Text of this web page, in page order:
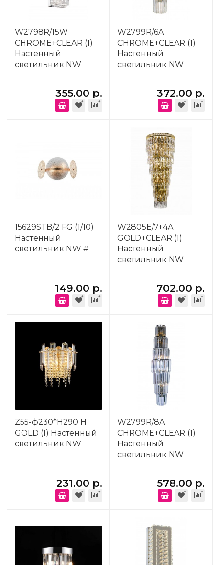
W2798R/15W
CHROME+CLEAR (1)
Настенный
светильник NW
355.00 р.
W2799R/6A
CHROME+CLEAR (1)
Настенный
светильник NW
372.00 р.
15629STB/2 FG (1/10)
Настенный
светильник NW #
149.00 р.
W2805E/7+4A
GOLD+CLEAR (1)
Настенный
светильник NW
702.00 р.
Z55-ф230*H290 H
GOLD (1) Настенный
светильник NW
231.00 р.
W2799R/8A
CHROME+CLEAR (1)
Настенный
светильник NW
578.00 р.